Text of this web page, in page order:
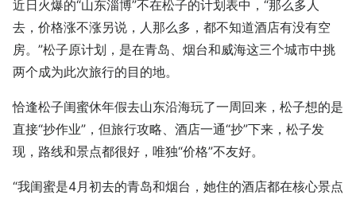
近日火爆的“山东淄博”不在松子的计划表中，“那么多人
去，价格涨不涨另说，人那么多，都不知道酒店有没有空
房。”松子原计划，是在青岛、烟台和威海这三个城市中挑
两个成为此次旅行的目的地。
恰逢松子闺蜜休年假去山东沿海玩了一周回来，松子想的是
直接“抄作业”，但旅行攻略、酒店一通“抄”下来，松子发
现，路线和景点都很好，唯独“价格”不友好。
“我闺蜜是4月初去的青岛和烟台，她住的酒店都在核心景点